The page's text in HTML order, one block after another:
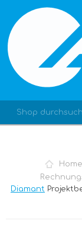
REGISTRIERUNG
ANMELDEN
Home
Diamant